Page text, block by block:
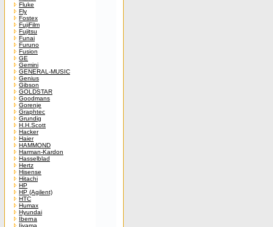
Fluke
Fly
Fostex
FujiFilm
Fujitsu
Funai
Furuno
Fusion
GE
Gemini
GENERAL-MUSIC
Genius
Gibson
GOLDSTAR
Goodmans
Gorenje
Graphtec
Grundig
H.H.Scott
Hacker
Haier
HAMMOND
Harman-Kardon
Hasselblad
Hertz
Hisense
Hitachi
HP
HP (Agilent)
HTC
Humax
Hyundai
Iberna
Iiyama